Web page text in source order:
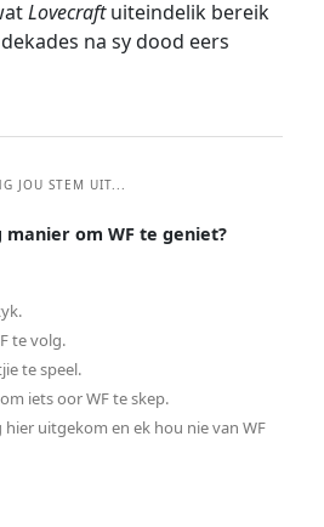
Lovecraftuiteindelik bereik
na sy dood eers
JOU STEM UIT...
om WF te geniet?
te volg.
te speel.
iets oor WF te skep.
uitgekom en ek hou nie van WF